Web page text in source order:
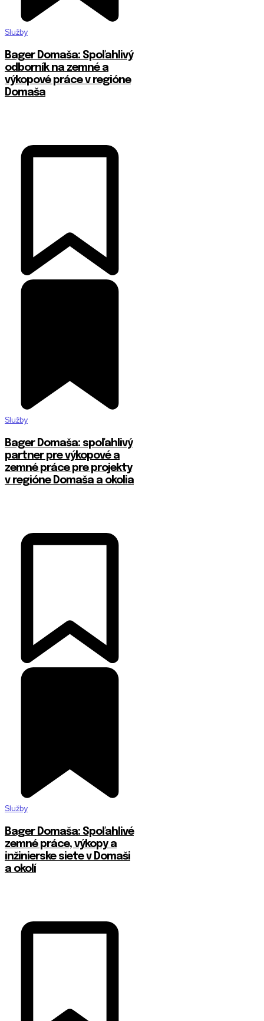
Služby
Bager Domaša: Spoľahlivý
odborník na zemné a
výkopové práce v regióne
Domaša
Služby
Bager Domaša: spoľahlivý
partner pre výkopové a
zemné práce pre projekty
v regióne Domaša a okolia
Služby
Bager Domaša: Spoľahlivé
zemné práce, výkopy a
inžinierske siete v Domaši
a okolí